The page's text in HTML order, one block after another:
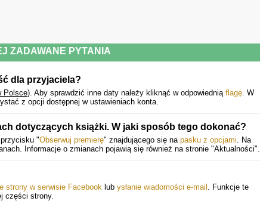
ZADAWANE PYTANIA
dla przyjaciela?
Polsce). Aby sprawdzić inne daty należy kliknąć w odpowiednią flagę. W
z opcji dostępnej w ustawieniach konta.
dotyczących książki. W jaki sposób tego dokonać?
"Obserwuj premierę" znajdującego się na pasku z opcjami. Na
Informacje o zmianach pojawią się również na stronie "Aktualności".
strony w serwisie Facebook lub ysłanie wiadomości e-mail . Funkcje te
części strony.